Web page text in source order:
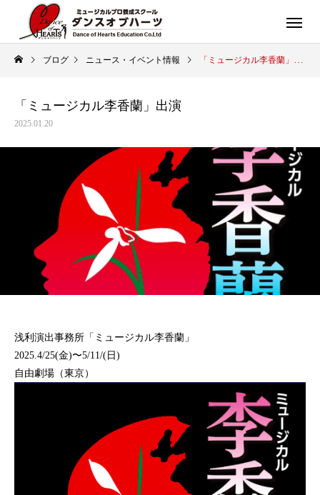
ブログ ニュース・イベント情報 「ミュージカル李香蘭」出演
「ミュージカル李香蘭」出演
2025.01.20
浅利演出事務所「ミュージカル李香蘭」
2025.4/25(金)〜5/11/(日)
自由劇場（東京）